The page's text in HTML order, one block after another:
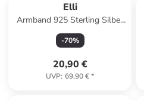
Elli
Armband 925 Sterling Silber
Infinity in Silber
-70%
20,90 €
UVP: 69,90 €*